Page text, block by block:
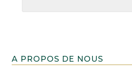
A PROPOS DE NOUS